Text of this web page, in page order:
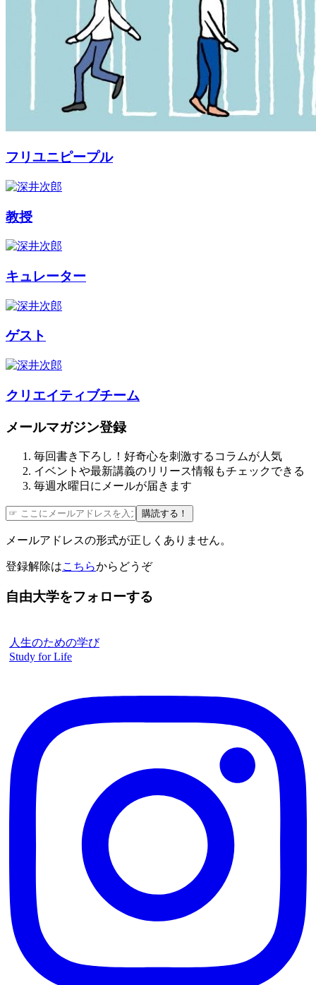
フリユニピープル
教授
キュレーター
ゲスト
クリエイティブチーム
メールマガジン登録
毎回書き下ろし！好奇心を刺激するコラムが人気
イベントや最新講義のリリース情報もチェックできる
毎週水曜日にメールが届きます
購読する！
メールアドレスの形式が正しくありません。
登録解除はこちらからどうぞ
自由大学をフォローする
人生のための学び
Study for Life